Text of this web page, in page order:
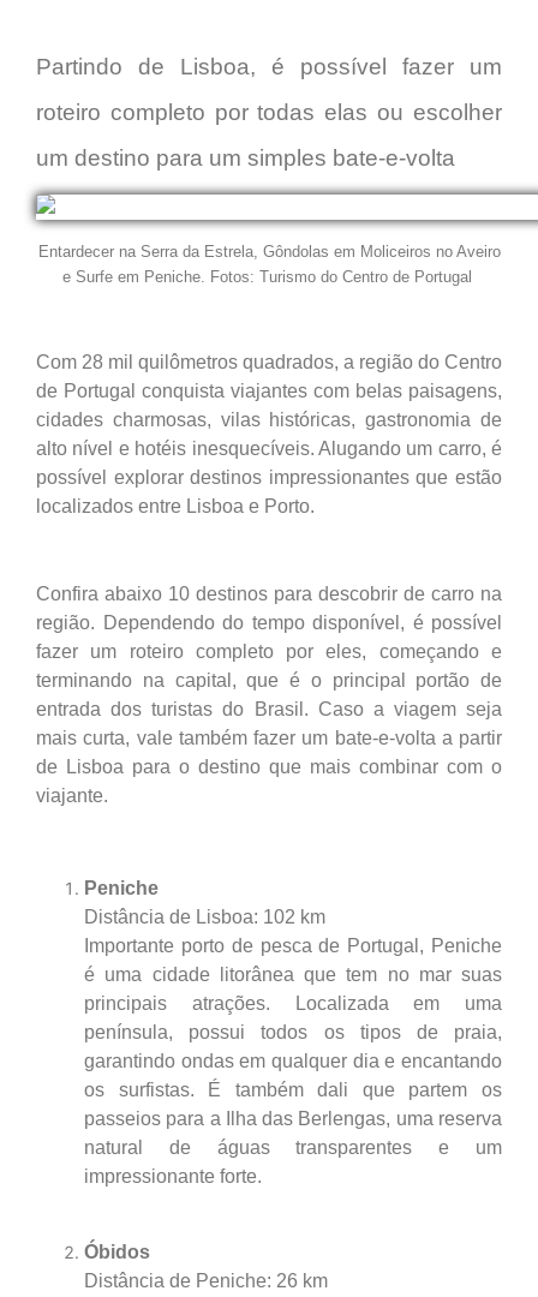
Partindo de Lisboa, é possível fazer um
roteiro completo por todas elas ou escolher
um destino para um simples bate-e-volta
Entardecer na Serra da Estrela, Gôndolas em Moliceiros no Aveiro
e Surfe em Peniche. Fotos: Turismo do Centro de Portugal
Com 28 mil quilômetros quadrados, a região do Centro
de Portugal conquista viajantes com belas paisagens,
cidades charmosas, vilas históricas, gastronomia de
alto nível e hotéis inesquecíveis. Alugando um carro, é
possível explorar destinos impressionantes que estão
localizados entre Lisboa e Porto.
Confira abaixo 10 destinos para descobrir de carro na
região. Dependendo do tempo disponível, é possível
fazer um roteiro completo por eles, começando e
terminando na capital, que é o principal portão de
entrada dos turistas do Brasil. Caso a viagem seja
mais curta, vale também fazer um bate-e-volta a partir
de Lisboa para o destino que mais combinar com o
viajante.
Peniche
Distância de Lisboa: 102 km
Importante porto de pesca de Portugal, Peniche
é uma cidade litorânea que tem no mar suas
principais atrações. Localizada em uma
península, possui todos os tipos de praia,
garantindo ondas em qualquer dia e encantando
os surfistas. É também dali que partem os
passeios para a Ilha das Berlengas, uma reserva
natural de águas transparentes e um
impressionante forte.
Óbidos
Distância de Peniche: 26 km